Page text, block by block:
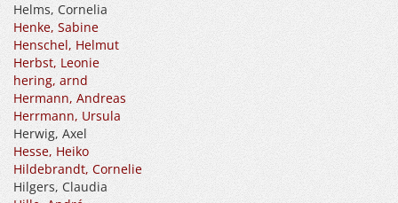
Helms, Cornelia
Henke, Sabine
Henschel, Helmut
Herbst, Leonie
hering, arnd
Hermann, Andreas
Herrmann, Ursula
Herwig, Axel
Hesse, Heiko
Hildebrandt, Cornelie
Hilgers, Claudia